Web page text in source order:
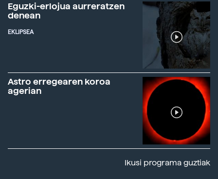
Eguzki-erlojua aurreratzen
denean
EKLIPSEA
Astro erregearen koroa
agerian
Ikusi programa guztiak